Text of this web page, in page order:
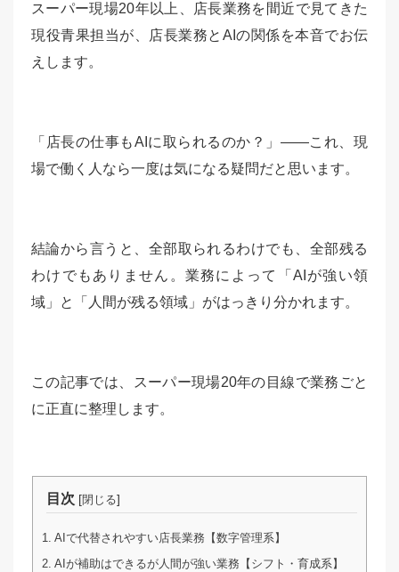
スーパー現場20年以上、店長業務を間近で見てきた
現役青果担当が、店長業務とAIの関係を本音でお伝
えします。
「店長の仕事もAIに取られるのか？」——これ、現
場で働く人なら一度は気になる疑問だと思います。
結論から言うと、全部取られるわけでも、全部残る
わけでもありません。業務によって「AIが強い領
域」と「人間が残る領域」がはっきり分かれます。
この記事では、スーパー現場20年の目線で業務ごと
に正直に整理します。
目次 [閉じる]
1. AIで代替されやすい店長業務【数字管理系】
2. AIが補助はできるが人間が強い業務【シフト・育成系】